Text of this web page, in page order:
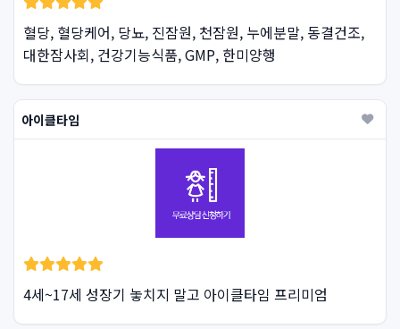
혈당, 혈당케어, 당뇨, 진잠원, 천잠원, 누에분말, 동결건조,
대한잠사회, 건강기능식품, GMP, 한미양행
아이클타임
4세~17세 성장기 놓치지 말고 아이클타임 프리미엄